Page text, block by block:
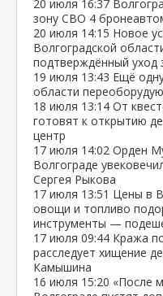
20 июля 16:37
зону СВО 4
20 июля 14:15 Новое
Волгоградской
подтверждённый уход
19 июля 13:43 Ещё
области
18 июля 13:14 От
готовят к открытию
центр
17 июля 14:02 Орден
Волгограде
Сергея Рыкова
17 июля 13:51 Цены в
овощи и топливо
инструменты —
17 июля 09:44 Кража
расследует хищение
Камышина
16 июля 15:20 «После